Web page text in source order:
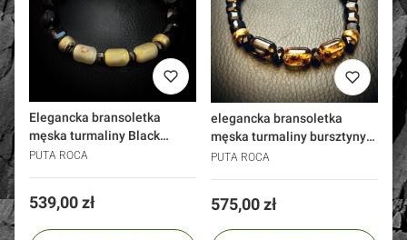
Elegancka bransoletka
męska turmaliny Black
Camel bursztyny srebro 925
PUTA ROCA
Cena
539,00 zł
elegancka bransoletka
męska turmaliny bursztyny
srebro 925
PUTA ROCA
Cena
575,00 zł